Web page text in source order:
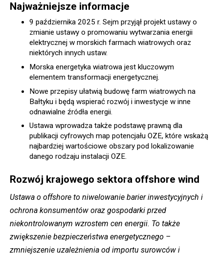
Najważniejsze informacje
9 października 2025 r. Sejm przyjął projekt ustawy o
zmianie ustawy o promowaniu wytwarzania energii
elektrycznej w morskich farmach wiatrowych oraz
niektórych innych ustaw.
Morska energetyka wiatrowa jest kluczowym
elementem transformacji energetycznej.
Nowe przepisy ułatwią budowę farm wiatrowych na
Bałtyku i będą wspierać rozwój i inwestycje w inne
odnawialne źródła energii.
Ustawa wprowadza także podstawę prawną dla
publikacji cyfrowych map potencjału OZE, które wskażą
najbardziej wartościowe obszary pod lokalizowanie
danego rodzaju instalacji OZE.
Rozwój krajowego sektora offshore wind
Ustawa o offshore to niwelowanie barier inwestycyjnych i
ochrona konsumentów oraz gospodarki przed
niekontrolowanym wzrostem cen energii. To także
zwiększenie bezpieczeństwa energetycznego –
zmniejszenie uzależnienia od importu surowców i